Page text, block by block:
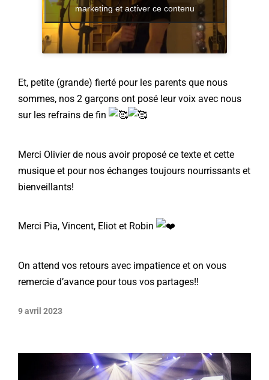
marketing et activer ce contenu
Et, petite (grande) fierté pour les parents que nous
sommes, nos 2 garçons ont posé leur voix avec nous
sur les refrains de fin
Merci Olivier de nous avoir proposé ce texte et cette
musique et pour nos échanges toujours nourrissants et
bienveillants!
Merci Pia, Vincent, Eliot et Robin
On attend vos retours avec impatience et on vous
remercie d’avance pour tous vos partages!!
9 avril 2023